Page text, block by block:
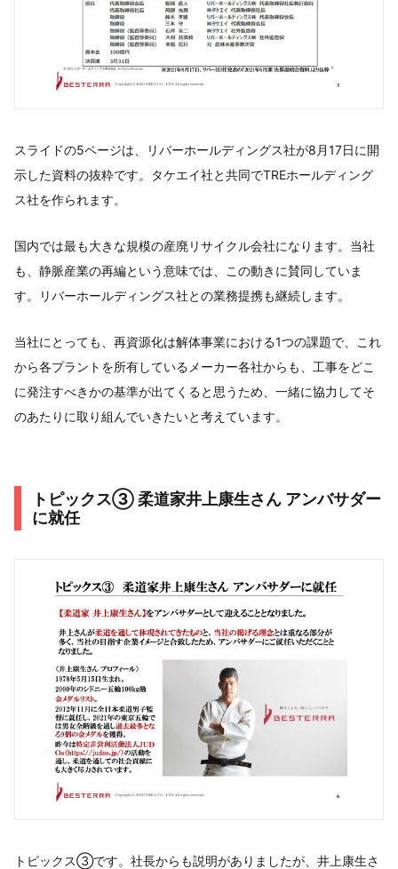
スライドの5ページは、リバーホールディングス社が8月17日に開
示した資料の抜粋です。タケエイ社と共同でTREホールディング
ス社を作られます。
国内では最も大きな規模の産廃リサイクル会社になります。当社
も、静脈産業の再編という意味では、この動きに賛同していま
す。リバーホールディングス社との業務提携も継続します。
当社にとっても、再資源化は解体事業における1つの課題で、これ
から各プラントを所有しているメーカー各社からも、工事をどこ
に発注すべきかの基準が出てくると思うため、一緒に協力してそ
のあたりに取り組んでいきたいと考えています。
トピックス③ 柔道家井上康生さん アンバサダー
に就任
トピックス③です。社長からも説明がありましたが、井上康生さ